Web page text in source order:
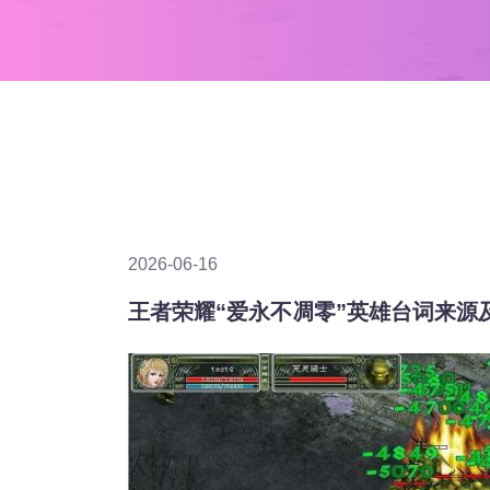
2026-06-16
王者荣耀“爱永不凋零”英雄台词来源